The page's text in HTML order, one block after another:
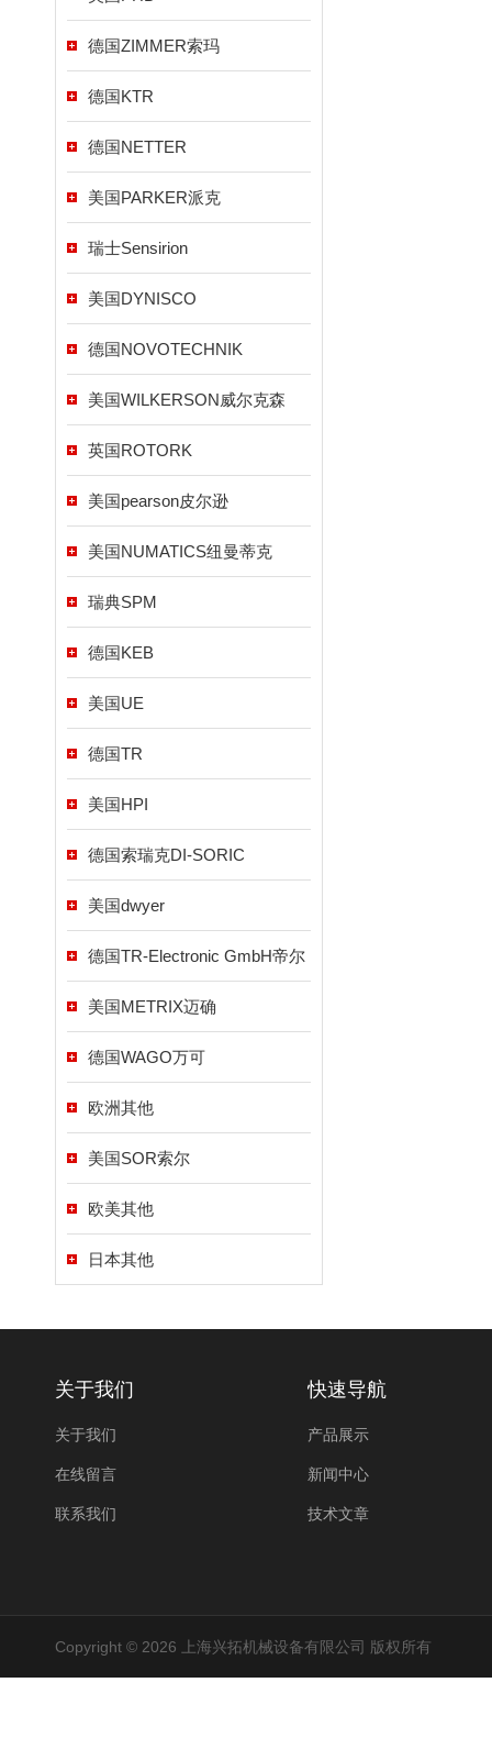
德国ZIMMER索玛
德国KTR
德国NETTER
美国PARKER派克
瑞士Sensirion
美国DYNISCO
德国NOVOTECHNIK
美国WILKERSON威尔克森
英国ROTORK
美国pearson皮尔逊
美国NUMATICS纽曼蒂克
瑞典SPM
德国KEB
美国UE
德国TR
美国HPI
德国索瑞克DI-SORIC
美国dwyer
德国TR-Electronic GmbH帝尔
美国METRIX迈确
德国WAGO万可
欧洲其他
美国SOR索尔
欧美其他
日本其他
关于我们
关于我们
在线留言
联系我们
快速导航
产品展示
新闻中心
技术文章
Copyright © 2026 上海兴拓机械设备有限公司 版权所有